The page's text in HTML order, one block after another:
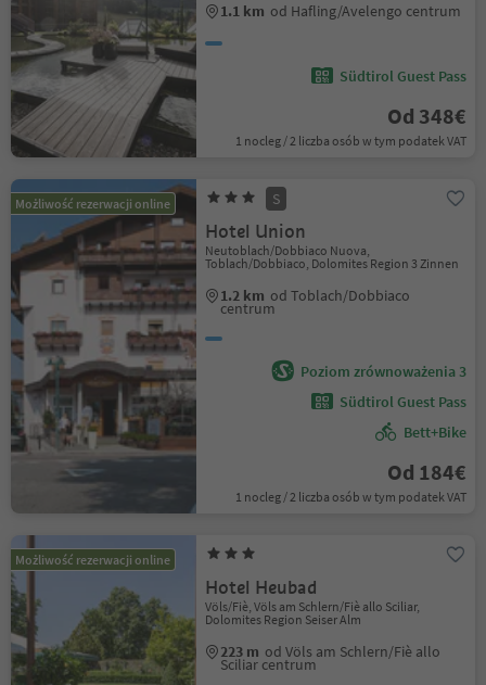
1.1 km od Hafling/Avelengo centrum
Südtirol Guest Pass
Od 348€
1 nocleg / 2 liczba osób w tym podatek VAT
Możliwość rezerwacji online S
Hotel Union
Neutoblach/Dobbiaco Nuova,
Toblach/Dobbiaco, Dolomites Region 3 Zinnen
1.2 km od Toblach/Dobbiaco
centrum
Poziom zrównoważenia 3
Südtirol Guest Pass
Bett+Bike
Od 184€
1 nocleg / 2 liczba osób w tym podatek VAT
Możliwość rezerwacji online
Hotel Heubad
Völs/Fiè, Völs am Schlern/Fiè allo Sciliar,
Dolomites Region Seiser Alm
223 m od Völs am Schlern/Fiè allo
Sciliar centrum